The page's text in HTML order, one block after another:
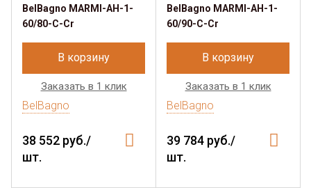
BelBagno MARMI-AH-1-
60/80-C-Cr
В корзину
Заказать в 1 клик
BelBagno
38 552 руб./
шт.
BelBagno MARMI-AH-1-
60/90-C-Cr
В корзину
Заказать в 1 клик
BelBagno
39 784 руб./
шт.